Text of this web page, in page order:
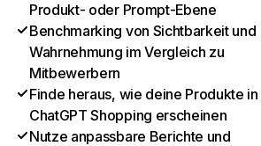
Produkt- oder Prompt-Ebene
Benchmarking von Sichtbarkeit und
Wahrnehmung im Vergleich zu
Mitbewerbern
Finde heraus, wie deine Produkte in
ChatGPT Shopping erscheinen
Nutze anpassbare Berichte und